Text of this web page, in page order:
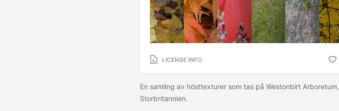
LICENSE INFO
En samling av hösttexturer som tas på Westonbirt Arboretum,
Storbritannien.